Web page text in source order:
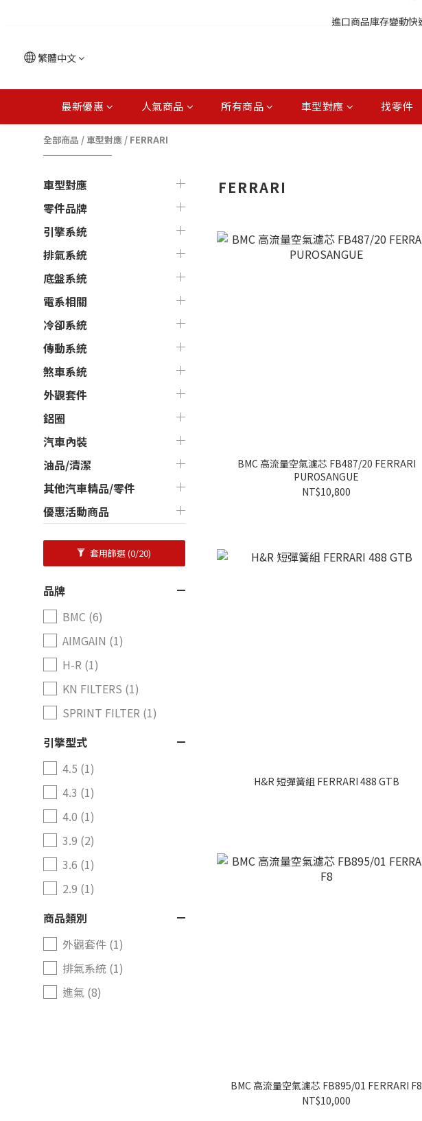
繁體中文
最新優惠 人氣商品 所有商品 車型對應 找零件
全部商品 / 車型對應 / FERRARI
車型對應
零件品牌
引擎系統
排氣系統
底盤系統
電系相關
冷卻系統
傳動系統
煞車系統
外觀套件
鋁圈
汽車內裝
油品/清潔
其他汽車精品/零件
優惠活動商品
套用篩選(0/20)
品牌
BMC (6)
AIMGAIN (1)
H-R (1)
KN FILTERS (1)
SPRINT FILTER (1)
引擎型式
4.5 (1)
4.3 (1)
4.0 (1)
3.9 (2)
3.6 (1)
2.9 (1)
商品類別
外觀套件 (1)
排氣系統 (1)
進氣 (8)
FERRARI
BMC 高流量空氣濾芯 FB487/20 FERRARI
PUROSANGUE
NT$10,800
H&R 短彈簧組 FERRARI 488 GTB
BMC 高流量空氣濾芯 FB895/01 FERRARI F8
NT$10,000